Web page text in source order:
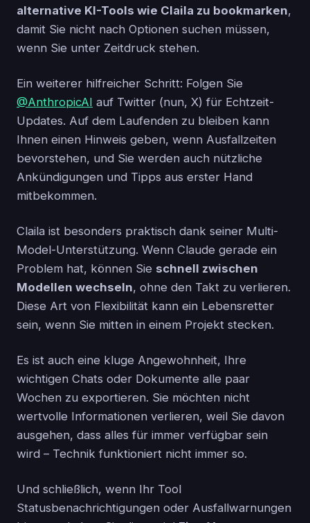
alternative KI-Tools wie Claila zu bookmarken,
damit Sie nicht nach Optionen suchen müssen,
wenn Sie unter Zeitdruck stehen.
Ein weiterer hilfreicher Schritt: Folgen Sie
@AnthropicAI auf Twitter (nun, X) für Echtzeit-
Updates. Auf dem Laufenden zu bleiben kann
Ihnen einen Hinweis geben, wenn Ausfallzeiten
bevorstehen, und Sie werden auch nützliche
Ankündigungen und Tipps aus erster Hand
mitbekommen.
Claila ist besonders praktisch dank seiner Multi-
Model-Unterstützung. Wenn Claude gerade ein
Problem hat, können Sie schnell zwischen
Modellen wechseln, ohne den Takt zu verlieren.
Diese Art von Flexibilität kann ein Lebensretter
sein, wenn Sie mitten in einem Projekt stecken.
Es ist auch eine kluge Angewohnheit, Ihre
wichtigen Chats oder Dokumente alle paar
Wochen zu exportieren. Sie möchten nicht
wertvolle Informationen verlieren, weil Sie davon
ausgehen, dass alles für immer verfügbar sein
wird – Technik funktioniert nicht immer so.
Und schließlich, wenn Ihr Tool
Statusbenachrichtigungen oder Ausfallwarnungen